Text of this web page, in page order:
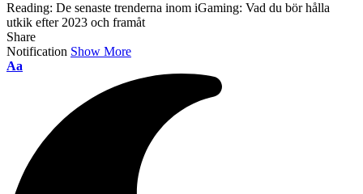
Reading: De senaste trenderna inom iGaming: Vad du bör hålla
utkik efter 2023 och framåt
Share
Notification Show More
Aa